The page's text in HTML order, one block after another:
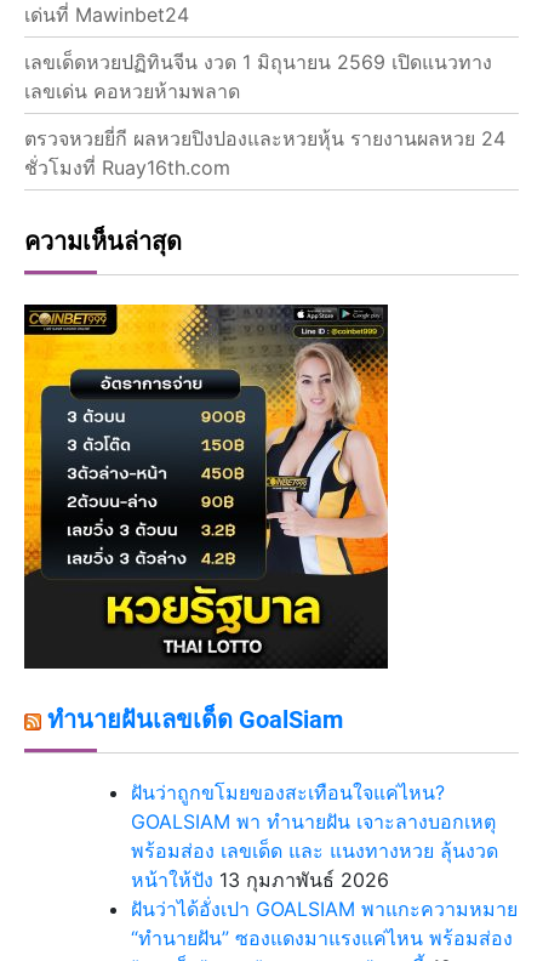
เด่นที่ Mawinbet24
เลขเด็ดหวยปฏิทินจีน งวด 1 มิถุนายน 2569 เปิดแนวทาง
เลขเด่น คอหวยห้ามพลาด
ตรวจหวยยี่กี ผลหวยปิงปองและหวยหุ้น รายงานผลหวย 24
ชั่วโมงที่ Ruay16th.com
ความเห็นล่าสุด
ทำนายฝันเลขเด็ด GoalSiam
ฝันว่าถูกขโมยของสะเทือนใจแค่ไหน?
GOALSIAM พา ทำนายฝัน เจาะลางบอกเหตุ
พร้อมส่อง เลขเด็ด และ แนงทางหวย ลุ้นงวด
หน้าให้ปัง 13 กุมภาพันธ์ 2026
ฝันว่าได้อั่งเปา GOALSIAM พาแกะความหมาย
“ทำนายฝัน” ซองแดงมาแรงแค่ไหน พร้อมส่อง